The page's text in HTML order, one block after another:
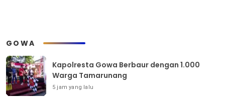
GOWA
Kapolresta Gowa Berbaur dengan 1.000
Warga Tamarunang
5 jam yang lalu